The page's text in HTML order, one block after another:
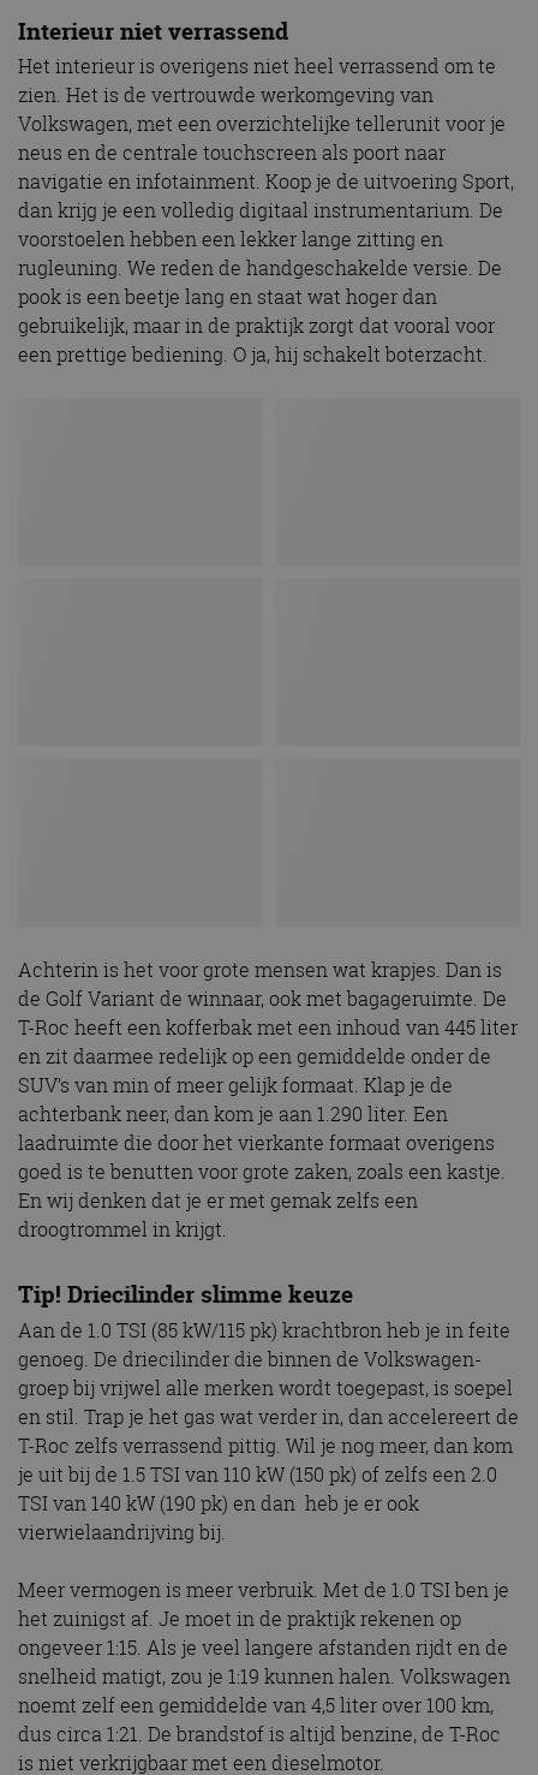
Interieur niet verrassend
Het interieur is overigens niet heel verrassend om te
zien. Het is de vertrouwde werkomgeving van
Volkswagen, met een overzichtelijke tellerunit voor je
neus en de centrale touchscreen als poort naar
navigatie en infotainment. Koop je de uitvoering Sport,
dan krijg je een volledig digitaal instrumentarium. De
voorstoelen hebben een lekker lange zitting en
rugleuning. We reden de handgeschakelde versie. De
pook is een beetje lang en staat wat hoger dan
gebruikelijk, maar in de praktijk zorgt dat vooral voor
een prettige bediening. O ja, hij schakelt boterzacht.
Achterin is het voor grote mensen wat krapjes. Dan is
de Golf Variant de winnaar, ook met bagageruimte. De
T-Roc heeft een kofferbak met een inhoud van 445 liter
en zit daarmee redelijk op een gemiddelde onder de
SUV’s van min of meer gelijk formaat. Klap je de
achterbank neer, dan kom je aan 1.290 liter. Een
laadruimte die door het vierkante formaat overigens
goed is te benutten voor grote zaken, zoals een kastje.
En wij denken dat je er met gemak zelfs een
droogtrommel in krijgt.
Tip! Driecilinder slimme keuze
Aan de 1.0 TSI (85 kW/115 pk) krachtbron heb je in feite
genoeg. De driecilinder die binnen de Volkswagen-
groep bij vrijwel alle merken wordt toegepast, is soepel
en stil. Trap je het gas wat verder in, dan accelereert de
T-Roc zelfs verrassend pittig. Wil je nog meer, dan kom
je uit bij de 1.5 TSI van 110 kW (150 pk) of zelfs een 2.0
TSI van 140 kW (190 pk) en dan heb je er ook
vierwielaandrijving bij.
Meer vermogen is meer verbruik. Met de 1.0 TSI ben je
het zuinigst af. Je moet in de praktijk rekenen op
ongeveer 1:15. Als je veel langere afstanden rijdt en de
snelheid matigt, zou je 1:19 kunnen halen. Volkswagen
noemt zelf een gemiddelde van 4,5 liter over 100 km,
dus circa 1:21. De brandstof is altijd benzine, de T-Roc
is niet verkrijgbaar met een dieselmotor.